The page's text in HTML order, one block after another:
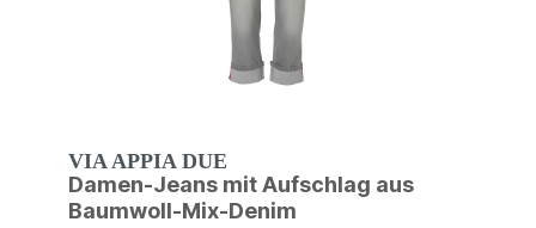
VIA APPIA DUE
Damen-Jeans mit Aufschlag aus
Baumwoll-Mix-Denim